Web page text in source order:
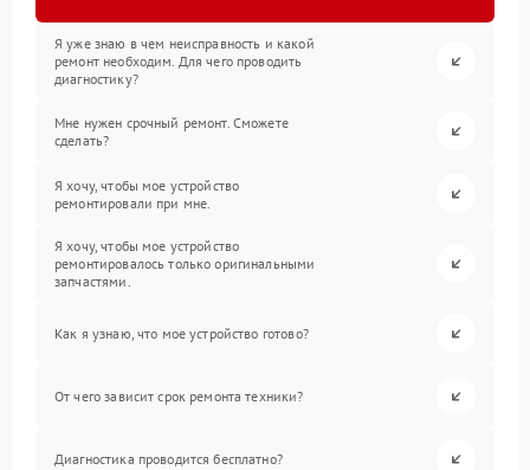
Я уже знаю в чем неисправность и какой
ремонт необходим. Для чего проводить
диагностику?
Мне нужен срочный ремонт. Сможете
сделать?
Я хочу, чтобы мое устройство
ремонтировали при мне.
Я хочу, чтобы мое устройство
ремонтировалось только оригинальными
запчастями.
Как я узнаю, что мое устройство готово?
От чего зависит срок ремонта техники?
Диагностика проводится бесплатно?